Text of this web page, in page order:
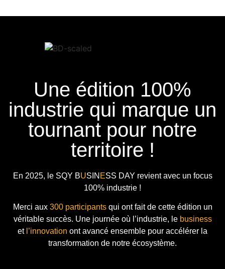
Une édition 100%
industrie qui marque un
tournant pour notre
territoire !
En 2025, le SQY BUSIN ESS DAY revient avec un focus
100% industrie !
Merci aux 300 participantsqui ont fait de cette édition un
véritable succès. Une journée où l’industrie, le business
et l’innovation ont avancé ensemble pour accélérer la
transformation de notre écosystème.